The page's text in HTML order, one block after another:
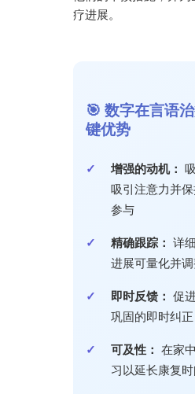
疗进展。
🎯 数字在言语
键优势
增强的动机：
吸引注意力并
参与
精确跟踪： 详
进展可量化并
即时反馈： 促
巩固的即时纠正
可及性： 在家
习以延长康复